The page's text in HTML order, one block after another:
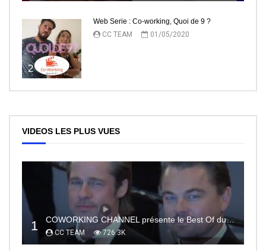
2
Web Serie : Co-working, Quoi de 9 ?
CC TEAM
01/05/2020
VIDEOS LES PLUS VUES
1 COWORKING CHANNEL présente le Best Of du RedCarpet du Festival de Cannes
CC TEAM 726.3K